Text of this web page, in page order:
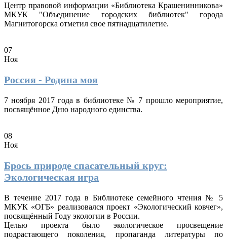
Центр правовой информации «Библиотека Крашенинникова»
МКУК "Объединение городских библиотек" города
Магнитогорска отметил свое пятнадцатилетие.
07
Ноя
Россия - Родина моя
7 ноября 2017 года в библиотеке № 7 прошло мероприятие,
посвящённое Дню народного единства.
08
Ноя
Брось природе спасательный круг:
Экологическая игра
В течение 2017 года в Библиотеке семейного чтения № 5
МКУК «ОГБ» реализовался проект «Экологический ковчег»,
посвящённый Году экологии в России.
Целью проекта было экологическое просвещение
подрастающего поколения, пропаганда литературы по